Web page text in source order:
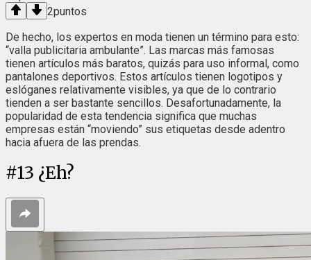
2puntos
De hecho, los expertos en moda tienen un término para esto:
“valla publicitaria ambulante”. Las marcas más famosas
tienen artículos más baratos, quizás para uso informal, como
pantalones deportivos. Estos artículos tienen logotipos y
eslóganes relativamente visibles, ya que de lo contrario
tienden a ser bastante sencillos. Desafortunadamente, la
popularidad de esta tendencia significa que muchas
empresas están “moviendo” sus etiquetas desde adentro
hacia afuera de las prendas.
#13 ¿Eh?